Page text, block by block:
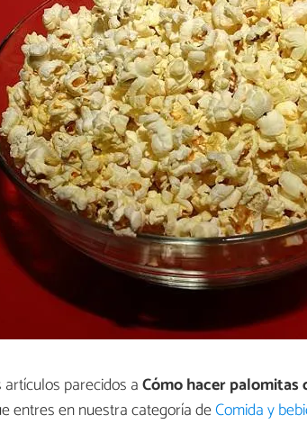
parecidos aCómo hacer palomitas
entres en nuestra categoría deComida y